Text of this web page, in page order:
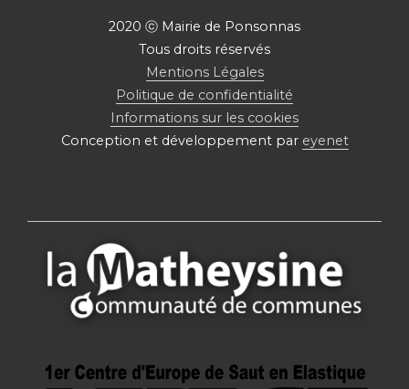
2020 ⓒ Mairie de Ponsonnas
Tous droits réservés
Mentions Légales
Politique de confidentialité
Informations sur les cookies
Conception et développement par eyenet